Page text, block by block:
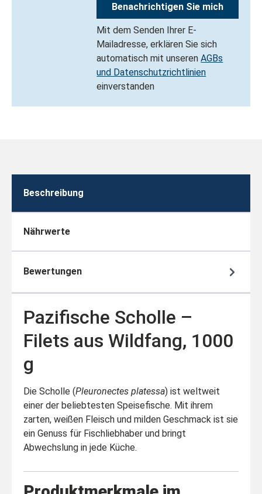
Benachrichtigen Sie mich
Mit dem Senden Ihrer E-
Mailadresse, erklären Sie sich
automatisch mit unserenAGBs
und Datenschutzrichtlinien
einverstanden
Beschreibung
Nährwerte
Bewertungen
Pazifische Scholle –
Filets aus Wildfang, 1000
g
Die Scholle (Pleuronectes platessa) ist weltweit
einer der beliebtesten Speisefische. Mit ihrem
zarten, weißen Fleisch und milden Geschmack ist sie
ein Genuss für Fischliebhaber und bringt
Abwechslung in jede Küche.